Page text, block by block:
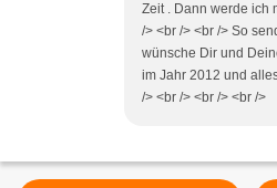
Zeit . Dann werde ich
/> <br /> <br /> So
wünsche Dir und
im Jahr 2012 und
/> <br /> <br /> <br />